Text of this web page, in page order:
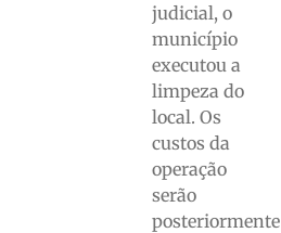
judicial, o
município
executou a
limpeza do
local. Os
custos da
operação
serão
posteriormente